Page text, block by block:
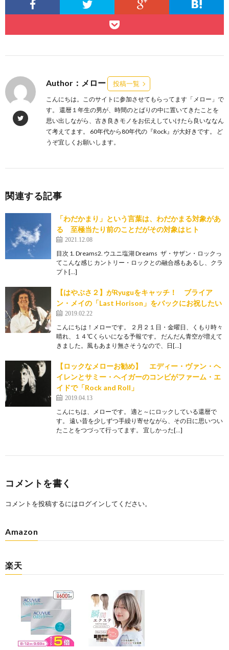
Author：メロー 投稿一覧
こんにちは。このサイトに参加させてもらってます「メロー」で
す。 還暦１年生の男が、時間のとばりの中に置いてきたことを
思い出しながら、古き良きモノをお伝えしていけたら良いななん
て考えてます。 60年代から80年代の『Rock』が大好きです。 ど
うぞ宜しくお願いします。
関連する記事
「わだかまり」という言葉は、わだかまる対象があ
る 至極当たり前のことだがその対象はヒト
2021.12.08
目次 1. Dreams2. ウユニ塩湖 Dreams ザ・サザン・ロックっ
てこんな感じ カントリー・ロックとの融合感もあるし、クラ
プト[…]
【はやぶさ２】がRyuguをキャッチ！ ブライア
ン・メイの「Last Horison」をバックにお祝したい
2019.02.22
こんにちは！メローです。 ２月２１日・金曜日、くもり時々
晴れ、１４℃くらいになる予報です。 だんだん青空が増えて
きました。風もあまり無さそうなので、日[…]
【ロックなメローお勧め】 エディー・ヴァン・ヘ
イレンとサミー・ヘイガーのコンビがファーム・エ
イドで「Rock and Roll」
2019.04.13
こんにちは、メローです。 適と～にロックしている還暦で
す。 遠い昔を少しずつ手繰り寄せながら、その日に思いつい
たことをつづって行ってます。 宜しかった[…]
コメントを書く
コメントを投稿するにはログインしてください。
Amazon
楽天